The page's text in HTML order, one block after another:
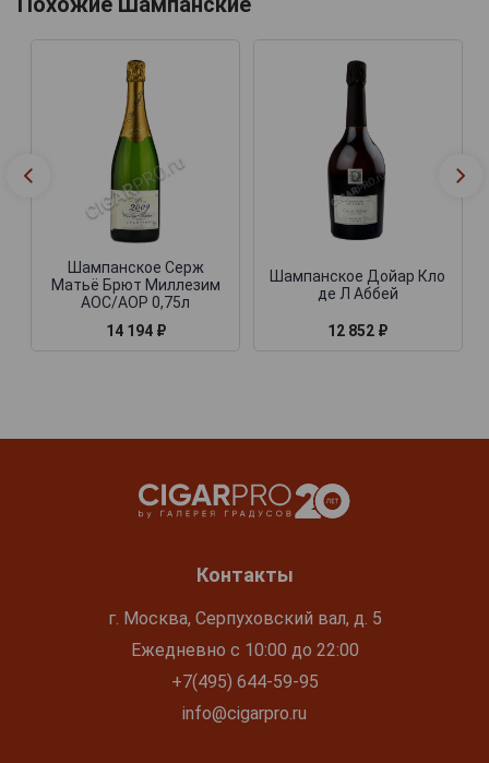
Шампанское Серж
Матьё Брют Миллезим
АОС/АОР 0,75л
14 194 ₽
Шампанское Дойар Кло
де Л Аббей
12 852 ₽
Контакты
г. Москва, Серпуховский вал, д. 5
Ежедневно с 10:00 до 22:00
+7(495) 644-59-95
info@cigarpro.ru